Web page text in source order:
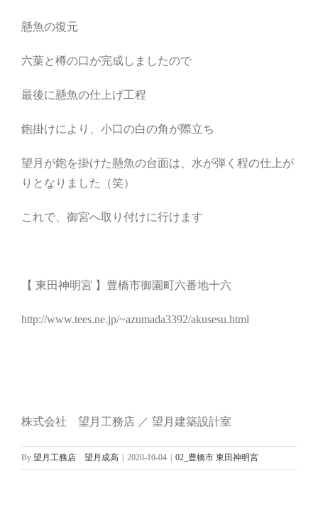
懸魚の復元
六葉と樽の口が完成しましたので
最後に懸魚の仕上げ工程
鉋掛けにより、小口の白の角が際立ち
望月が鉋を掛けた懸魚の台面は、水が弾く程の仕上が
りとなりました（笑）
これで、御宮へ取り付けに行けます
【 東田神明宮 】豊橋市御園町六番地十六
http://www.tees.ne.jp/~azumada3392/akusesu.html
株式会社 望月工務店 ／ 望月建築設計室
By 望月工務店 望月成高 2020-10-04 02_豊橋市 東田神明宮